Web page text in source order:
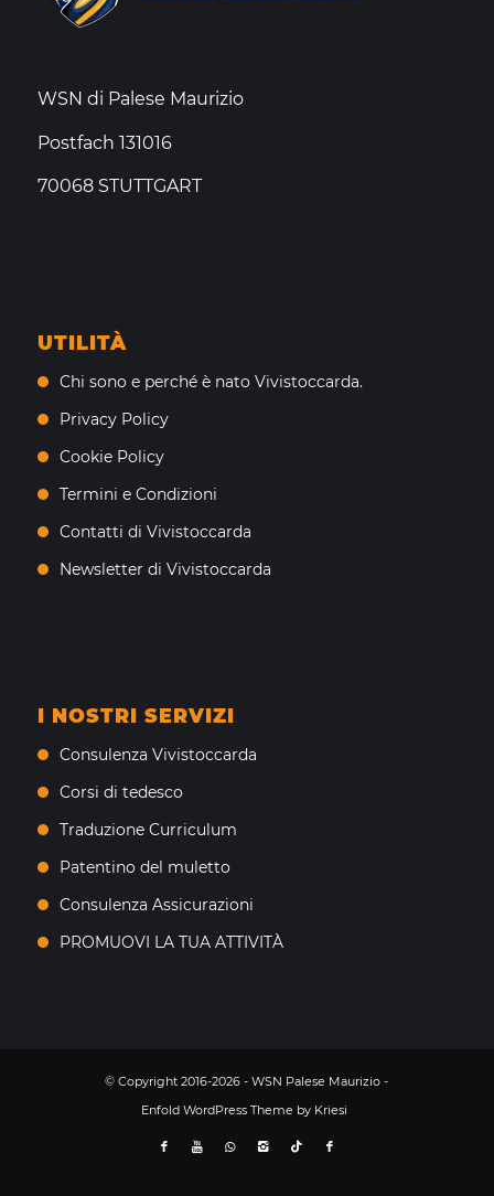
WSN di Palese Maurizio
Postfach 131016
70068 STUTTGART
UTILITÀ
Chi sono e perché è nato Vivistoccarda.
Privacy Policy
Cookie Policy
Termini e Condizioni
Contatti di Vivistoccarda
Newsletter di Vivistoccarda
I NOSTRI SERVIZI
Consulenza Vivistoccarda
Corsi di tedesco
Traduzione Curriculum
Patentino del muletto
Consulenza Assicurazioni
PROMUOVI LA TUA ATTIVITÀ
© Copyright 2016-2026 - WSN Palese Maurizio -
Enfold WordPress Theme by Kriesi